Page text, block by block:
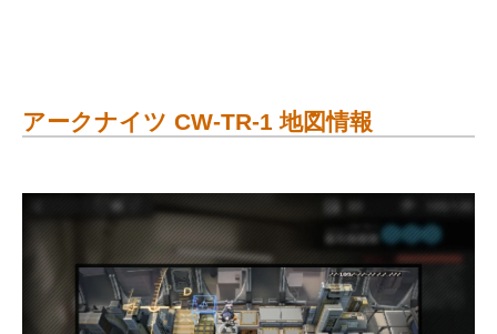
アークナイツ CW-TR-1 地図情報